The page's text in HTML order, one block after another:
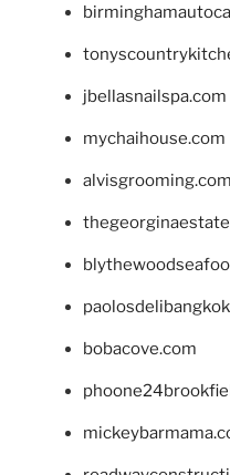
jbellasnailspa.com
mychaihouse.com
alvisgrooming.com
bobacove.com